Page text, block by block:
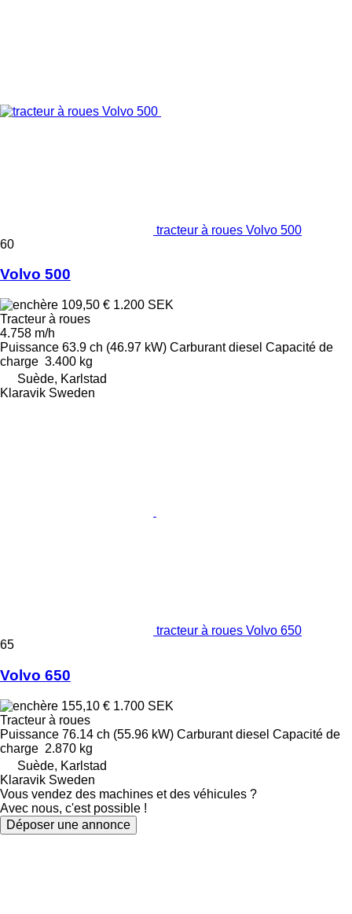
tracteur à roues Volvo 500
60
Volvo 500
109,50 € 1.200 SEK
Tracteur à roues
4.758 m/h
Puissance 63.9 ch (46.97 kW) Carburant diesel Capacité de
charge 3.400 kg
Suède, Karlstad
Klaravik Sweden
tracteur à roues Volvo 650
65
Volvo 650
155,10 € 1.700 SEK
Tracteur à roues
Puissance 76.14 ch (55.96 kW) Carburant diesel Capacité de
charge 2.870 kg
Suède, Karlstad
Klaravik Sweden
Vous vendez des machines et des véhicules ?
Avec nous, c'est possible !
Déposer une annonce